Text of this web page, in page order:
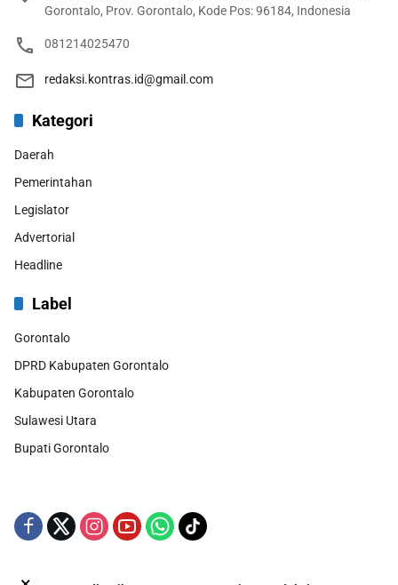
Gorontalo, Prov. Gorontalo, Kode Pos: 96184, Indonesia
081214025470
redaksi.kontras.id@gmail.com
Kategori
Daerah
Pemerintahan
Legislator
Advertorial
Headline
Label
Gorontalo
DPRD Kabupaten Gorontalo
Kabupaten Gorontalo
Sulawesi Utara
Bupati Gorontalo